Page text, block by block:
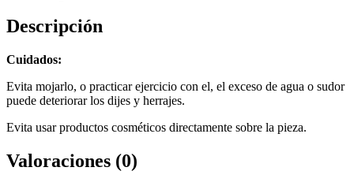
Descripción
Cuidados:
Evita mojarlo, o practicar ejercicio con el, el exceso de agua o sudor
puede deteriorar los dijes y herrajes.
Evita usar productos cosméticos directamente sobre la pieza.
Valoraciones (0)